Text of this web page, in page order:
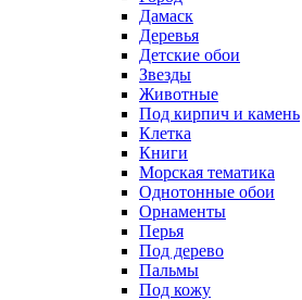
Дамаск
Деревья
Детские обои
Звезды
Животные
Под кирпич и камень
Клетка
Книги
Морская тематика
Однотонные обои
Орнаменты
Перья
Под дерево
Пальмы
Под кожу